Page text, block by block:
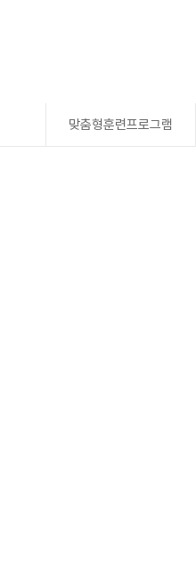
맞춤형훈련프로그램